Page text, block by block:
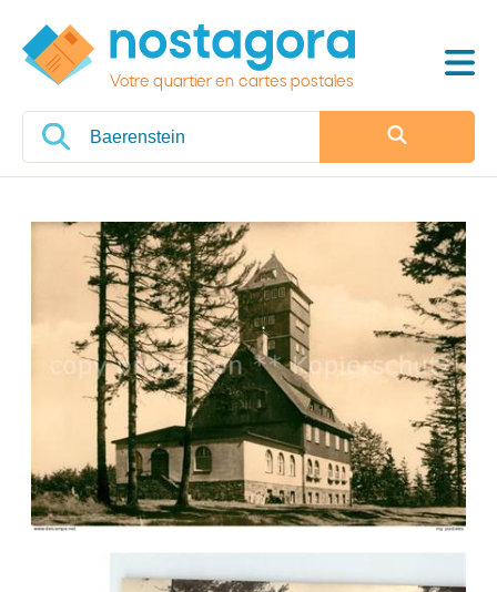
Votre quartier en cartes postales